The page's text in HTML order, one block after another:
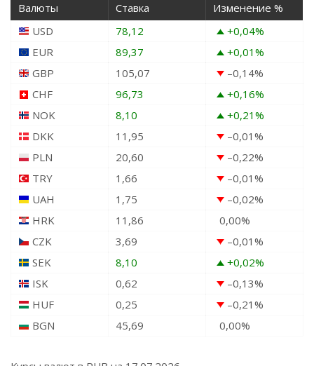
Валюты Ставка
Изменение %
USD
78,12 +0,04%
EUR
89,37 +0,01%
GBP
105,07 –0,14%
CHF
96,73 +0,16%
NOK
8,10 +0,21%
DKK
11,95 –0,01%
PLN
20,60 –0,22%
TRY
1,66 –0,01%
UAH
1,75 –0,02%
HRK
11,86 0,00%
CZK
3,69 –0,01%
SEK
8,10 +0,02%
ISK
0,62 –0,13%
HUF
0,25 –0,21%
BGN
45,69 0,00%